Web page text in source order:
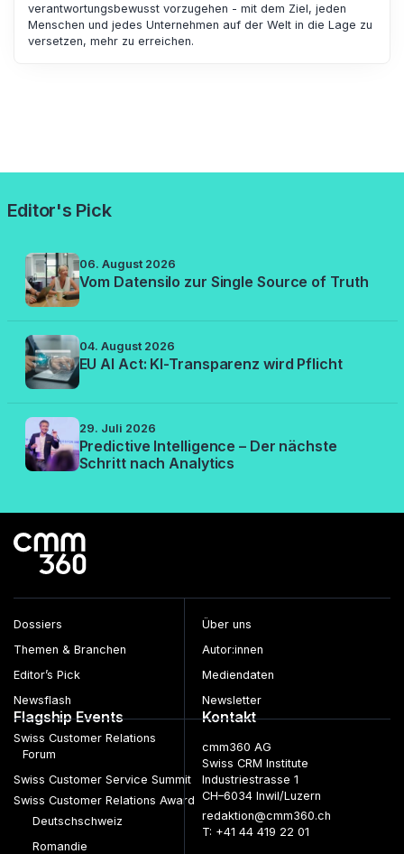
verantwortungsbewusst vorzugehen - mit dem Ziel, jeden
Menschen und jedes Unternehmen auf der Welt in die Lage zu
versetzen, mehr zu erreichen.
Editor's Pick
06. August 2026
Vom Datensilo zur Single Source of Truth
04. August 2026
EU AI Act: KI-Transparenz wird Pflicht
29. Juli 2026
Predictive Intelligence – Der nächste
Schritt nach Analytics
Dossiers
Themen & Branchen
Editor’s Pick
Newsflash
Über uns
Autor:innen
Mediendaten
Newsletter
Flagship Events
Swiss Customer Relations
Forum
Swiss Customer Service Summit
Swiss Customer Relations Award
Deutschschweiz
Romandie
Kontakt
cmm360 AG
Swiss CRM Institute
Industriestrasse 1
CH–6034 Inwil/Luzern
redaktion@cmm360.ch
T: +41 44 419 22 01